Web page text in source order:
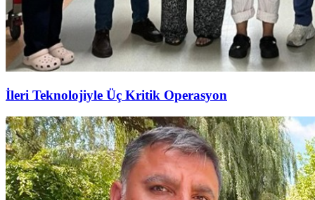
İleri Teknolojiyle Üç Kritik Operasyon